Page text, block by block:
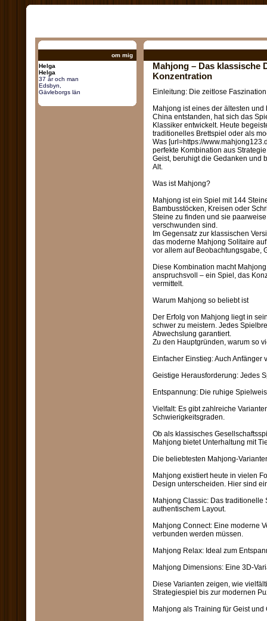
om mig
Helga
Helga
37 år och man
Edsbyn,
Gävleborgs län
Mahjong – Das klassische
Konzentration
Einleitung: Die zeitlose
Mahjong ist eines der ältesten
China entstanden, hat sich das
Klassiker entwickelt. Heute
traditionelles Brettspiel oder als
Was [url=https://
perfekte Kombination aus
Geist, beruhigt die Gedanken und
Alt.
Was ist Mahjong?
Mahjong ist ein Spiel mit 144
Bambusstöcken, Kreisen oder
Steine zu finden und sie
verschwunden sind.
Im Gegensatz zur klassischen
das moderne Mahjong Solitaire
vor allem auf Beobachtungsgabe,
Diese Kombination macht
anspruchsvoll – ein Spiel, das
vermittelt.
Warum Mahjong so beliebt ist
Der Erfolg von Mahjong liegt in
schwer zu meistern. Jedes
Abwechslung garantiert.
Zu den Hauptgründen, warum so
Einfacher Einstieg: Auch Anfänger
Geistige Herausforderung: Jedes
Entspannung: Die ruhige
Vielfalt: Es gibt zahlreiche
Schwierigkeitsgraden.
Ob als klassisches
Mahjong bietet Unterhaltung mit
Die beliebtesten Mahjong-
Mahjong existiert heute in vielen
Design unterscheiden. Hier sind
Mahjong Classic: Das
authentischem Layout.
Mahjong Connect: Eine moderne
verbunden werden müssen.
Mahjong Relax: Ideal zum
Mahjong Dimensions: Eine 3D-
Diese Varianten zeigen, wie
Strategiespiel bis zur modernen
Mahjong als Training für Geist und